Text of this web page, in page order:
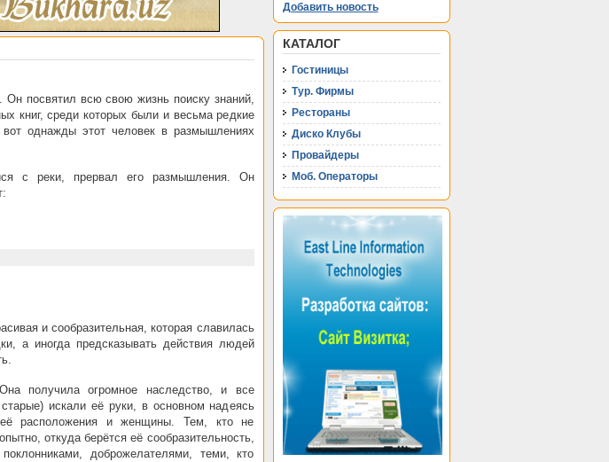
Он посвятил всю свою жизнь поиску знаний,
книг, среди которых были и весьма редкие
однажды этот человек в размышлениях
с реки, прервал его размышления. Он
и сообразительная, которая славилась
а иногда предсказывать действия людей
получила огромное наследство, и все
искали её руки, в основном надеясь
расположения и женщины. Тем, кто не
откуда берётся её сообразительность,
доброжелателями, теми, кто
Добавить новость
КАТАЛОГ
Гостиницы
Тур. Фирмы
Рестораны
Диско Клубы
Провайдеры
Моб. Операторы